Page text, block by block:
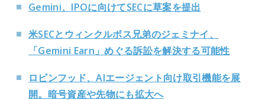
Gemini、IPOに向けてSECに草案を提出
米SECとウィンクルボス兄弟のジェミナイ、
「Gemini Earn」めぐる訴訟を解決する可能性
ロビンフッド、AIエージェント向け取引機能を展
開。暗号資産や先物にも拡大へ